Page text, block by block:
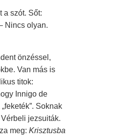
a szót. Sőt:
Nincs olyan.
önzéssel,
Van más is
titok:
Innigo de
Soknak
jezsuiták.
meg: Krisztusba